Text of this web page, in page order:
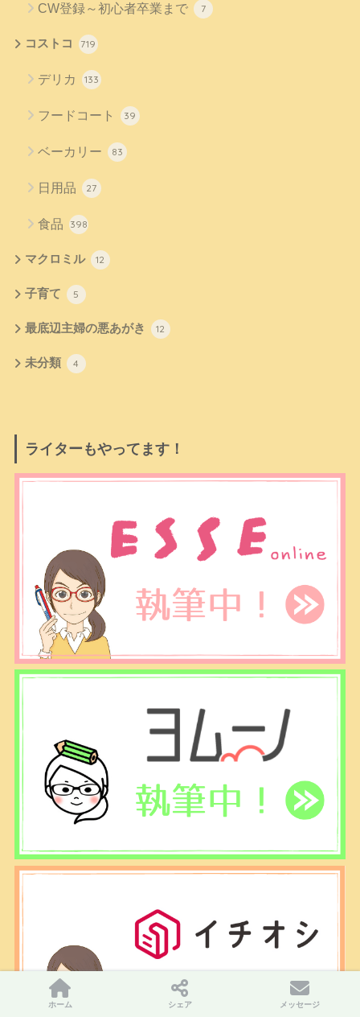
CW登録～初心者卒業まで 7
コストコ 719
デリカ 133
フードコート 39
ベーカリー 83
日用品 27
食品 398
マクロミル 12
子育て 5
最底辺主婦の悪あがき 12
未分類 4
ライターもやってます！
ホーム シェア メッセージ